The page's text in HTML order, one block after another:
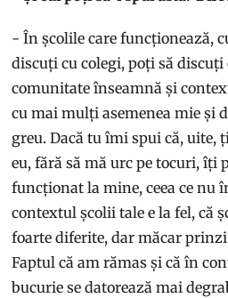
- În școlile care funcționează,
discuți cu colegi, poți să
comunitate înseamnă și
cu mai mulți asemenea mie și
greu. Dacă tu îmi spui că,
eu, fără să mă urc pe tocuri, îți
funcționat la mine, ceea ce nu
contextul școlii tale e la fel, că
foarte diferite, dar măcar prinzi
Faptul că am rămas și că în
bucurie se datorează mai